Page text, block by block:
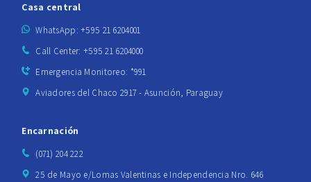
Casa central
WhatsApp: +595 21 6204001
Call Center: +595 21 6204000
Emergencia Monitoreo: *991
Aviadores del Chaco 2917 - Asunción, Paraguay
Encarnación
(071) 204 222
25 de Mayo e/Lomas Valentinas e Independencia Nro. 646